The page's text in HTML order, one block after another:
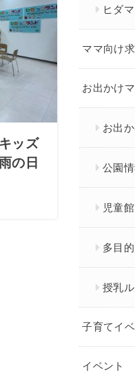
ッズ
の日
ヒダ
ママ向け求
お出かけ
お出
公園
児童館
多目
授乳
子育てイ
イベント